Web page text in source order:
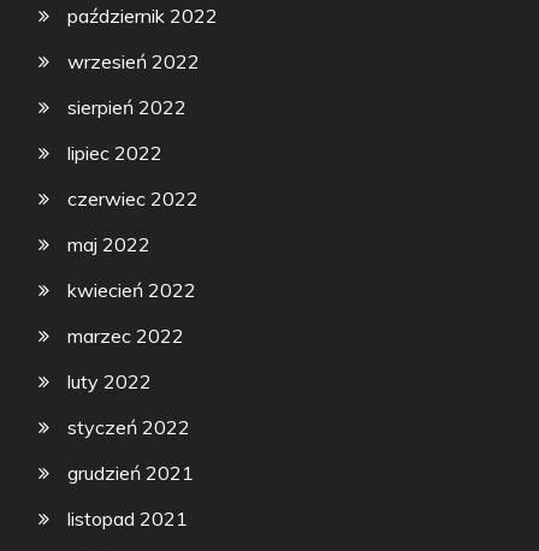
październik 2022
wrzesień 2022
sierpień 2022
lipiec 2022
czerwiec 2022
maj 2022
kwiecień 2022
marzec 2022
luty 2022
styczeń 2022
grudzień 2021
listopad 2021